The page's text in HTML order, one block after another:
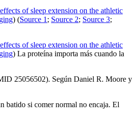
of sleep extension on the athletic
) (Source 1 ; Source 2; Source 3;
of sleep extension on the athletic
) La proteína importa más cuando la
25056502). Según Daniel R. Moore y
batido si comer normal no encaja. El